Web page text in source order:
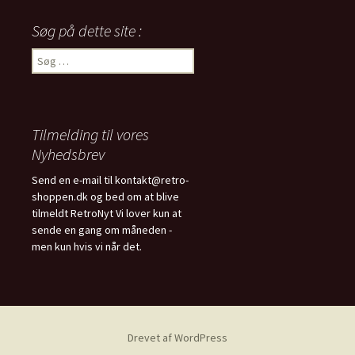
Søg på dette site :
Søg
efter:
Tilmelding til vores
Nyhedsbrev
Send en e-mail til kontakt@retro-
shoppen.dk og bed om at blive
tilmeldt RetroNyt Vi lover kun at
sende en gang om måneden -
men kun hvis vi når det.
Drevet af WordPress